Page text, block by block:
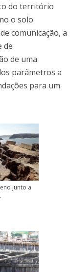
do território
o solo
comunicação, a
de
de uma
parâmetros a
para um
junto a